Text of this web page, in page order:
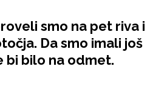
smo na pet riva i
Da smo imali još
bi bilo na odmet.